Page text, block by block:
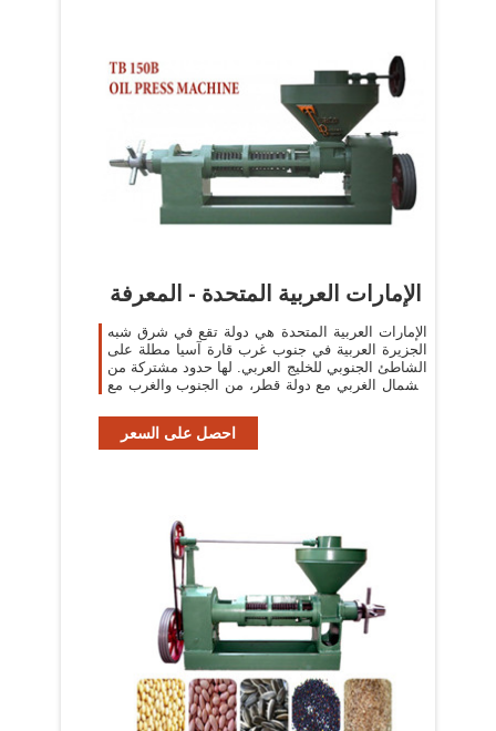
الإمارات العربية المتحدة - المعرفة
الإمارات العربية المتحدة هي دولة تقع في شرق شبه
الجزيرة العربية في جنوب غرب قارة آسيا مطلة على
الشاطئ الجنوبي للخليج العربي. لها حدود مشتركة من
الشمال الغربي مع دولة قطر، من الجنوب والغرب مع
احصل على السعر